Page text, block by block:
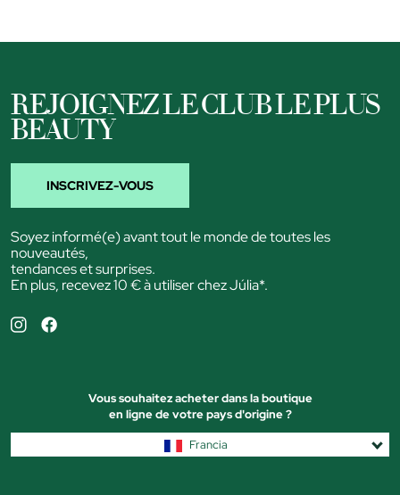
REJOIGNEZ LE CLUB LE PLUS
BEAUTY
INSCRIVEZ-VOUS
Soyez informé(e) avant tout le monde de toutes les
nouveautés,
tendances et surprises.
En plus, recevez 10 € à utiliser chez Júlia*.
Vous souhaitez acheter dans la boutique
en ligne de votre pays d'origine ?
Francia